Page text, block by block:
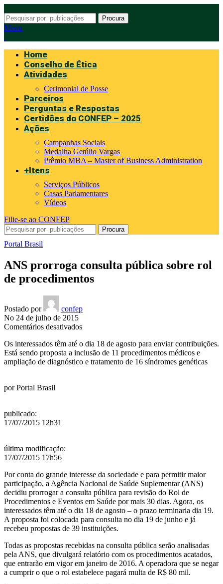
Procura
Menu
Home
Conselho de Ética
Atividades
Cerimonial de Posse
Parceiros
Perguntas e Respostas
Certidões do CONFEP – 2025
Ações
Campanhas Sociais
Medalha Getúlio Vargas
Prêmio MBA – Master of Business Administration
+Itens
Serviços Públicos
Casas Parlamentares
Vídeos
Filie-se ao CONFEP
Procura
Portal Brasil
ANS prorroga consulta pública sobre rol
de procedimentos
Postado por
confep
No 24 de julho de 2015
Comentários desativadosem
prorroga
consulta
pública
Os interessados têm até o dia 18 de agosto para enviar contribuições.
Está sendo proposta a inclusão de 11 procedimentos médicos e
ampliação de diagnóstico e tratamento de 16 síndromes genéticas
porPortal Brasil
publicado:
17/07/2015 12h31
última modificação:
17/07/2015 17h56
Por conta do grande interesse da sociedade e para permitir maior
participação, a Agência Nacional de Saúde Suplementar (ANS)
decidiu prorrogar a consulta pública para revisão do Rol de
Procedimentos e Eventos em Saúde por mais 30 dias. Agora, os
interessados têm até o dia 18 de agosto – o prazo terminaria dia 19.
A proposta foi colocada para consulta no dia 19 de junho e já
recebeu propostas de 39 instituições.
Todas as propostas recebidas na consulta pública serão analisadas
pela ANS, que divulgará relatório com os procedimentos acatados,
que entrarão em vigor em janeiro de 2016. A operadora que se negar
a cumprir o que o rol estabelece pagará multa de R$ 80 mil.